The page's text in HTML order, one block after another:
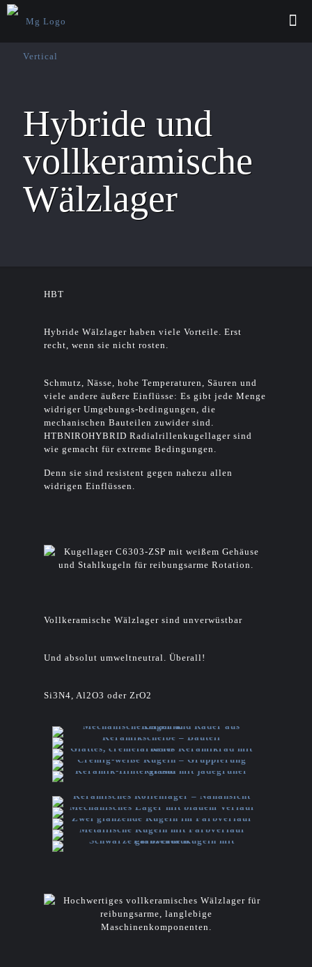
Hybride und
vollkeramische
Wälzlager
HBT
Hybride Wälzlager haben viele Vorteile. Erst
recht, wenn sie nicht rosten.
Schmutz, Nässe, hohe Temperaturen, Säuren und
viele andere äußere Einflüsse: Es gibt jede Menge
widriger Umgebungs-bedingungen, die
mechanischen Bauteilen zuwider sind.
HTBNIROHYBRID Radialrillenkugellager sind
wie gemacht für extreme Bedingungen.
Denn sie sind resistent gegen nahezu allen
widrigen Einflüssen.
Vollkeramische Wälzlager sind unverwüstbar
Und absolut umweltneutral. Überall!
Si3N4, Al2O3 oder ZrO2